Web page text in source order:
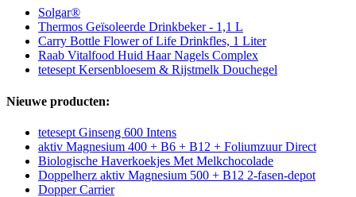
Solgar®
Thermos Geïsoleerde Drinkbeker - 1,1 L
Carry Bottle Flower of Life Drinkfles, 1 Liter
Raab Vitalfood Huid Haar Nagels Complex
tetesept Kersenbloesem & Rijstmelk Douchegel
Nieuwe producten:
tetesept Ginseng 600 Intens
aktiv Magnesium 400 + B6 + B12 + Foliumzuur Direct
Biologische Haverkoekjes Met Melkchocolade
Doppelherz aktiv Magnesium 500 + B12 2-fasen-depot
Dopper Carrier